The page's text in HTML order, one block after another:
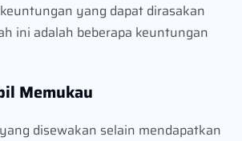
yang dapat dirasakan
ini adalah beberapa keuntungan
Memukau
disewakan selain mendapatkan